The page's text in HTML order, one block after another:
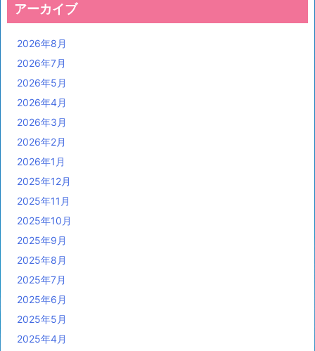
アーカイブ
2026年8月
2026年7月
2026年5月
2026年4月
2026年3月
2026年2月
2026年1月
2025年12月
2025年11月
2025年10月
2025年9月
2025年8月
2025年7月
2025年6月
2025年5月
2025年4月